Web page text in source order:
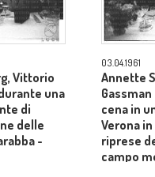
Vittorio
una
di
delle
-
03.04.1961
Annette
cena in
Verona
riprese
campo